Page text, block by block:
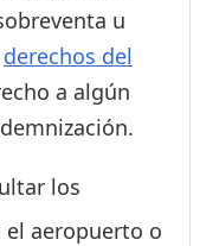
u
derechos del
a algún
los
el aeropuerto o